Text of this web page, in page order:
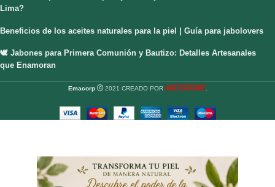
Lima?
Beneficios de los aceites naturales para la piel | Guía para jabolovers
🕊️ Jabones para Primera Comunión y Bautizo: Detalles Artesanales
que Enamoran
Emacorp 2021 CREADO POR ARTSTORE.